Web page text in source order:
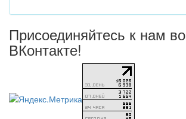
Присоединяйтесь к нам во
ВКонтакте!